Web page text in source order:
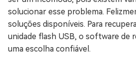
solucionar esse problema.
soluções disponíveis. Para
unidade flash USB, o software de
uma escolha confiável.